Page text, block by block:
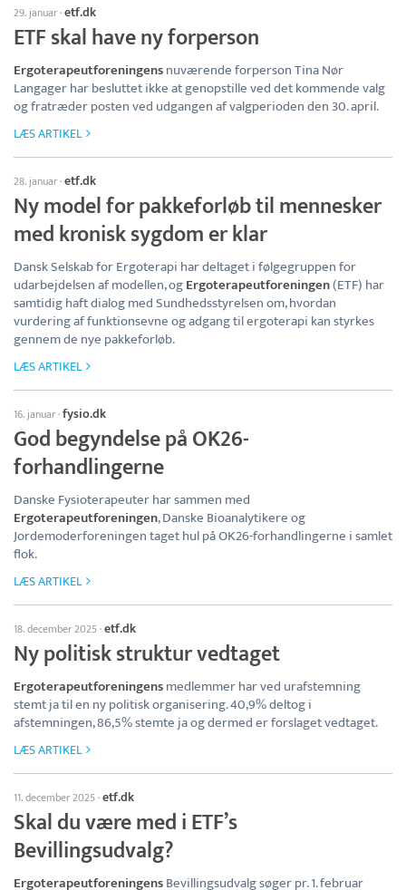
29. januar·etf.dk
ETF skal have ny forperson
Ergoterapeutforeningensnuværende forperson Tina Nør
Langager har besluttet ikke at genopstille ved det kommende valg
og fratræder posten ved udgangen af valgperioden den 30. april.
LÆS ARTIKEL
28. januar·etf.dk
Ny model for pakkeforløb til mennesker
med kronisk sygdom er klar
Dansk Selskab for Ergoterapi har deltaget i følgegruppen for
udarbejdelsen af modellen, ogErgoterapeutforeningen(ETF) har
samtidig haft dialog med Sundhedsstyrelsen om, hvordan
vurdering af funktionsevne og adgang til ergoterapi kan styrkes
gennem de nye pakkeforløb.
LÆS ARTIKEL
16. januar·fysio.dk
God begyndelse på OK26-
forhandlingerne
Danske Fysioterapeuter har sammen med
Ergoterapeutforeningen, Danske Bioanalytikere og
Jordemoderforeningen taget hul på OK26-forhandlingerne i samlet
flok.
LÆS ARTIKEL
18. december 2025·etf.dk
Ny politisk struktur vedtaget
Ergoterapeutforeningensmedlemmer har ved urafstemning
stemt ja til en ny politisk organisering. 40,9% deltog i
afstemningen, 86,5% stemte ja og dermed er forslaget vedtaget.
LÆS ARTIKEL
11. december 2025·etf.dk
Skal du være med i ETF’s
Bevillingsudvalg?
ErgoterapeutforeningensBevillingsudvalg søger pr. 1. februar